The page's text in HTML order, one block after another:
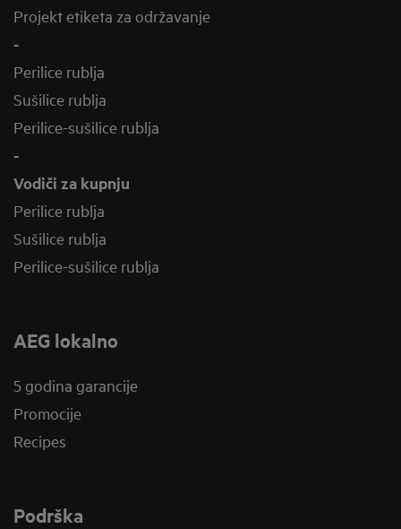
Projekt etiketa za održavanje
-
Perilice rublja
Sušilice rublja
Perilice-sušilice rublja
-
Vodiči za kupnju
Perilice rublja
Sušilice rublja
Perilice-sušilice rublja
AEG lokalno
5 godina garancije
Promocije
Recipes
Podrška